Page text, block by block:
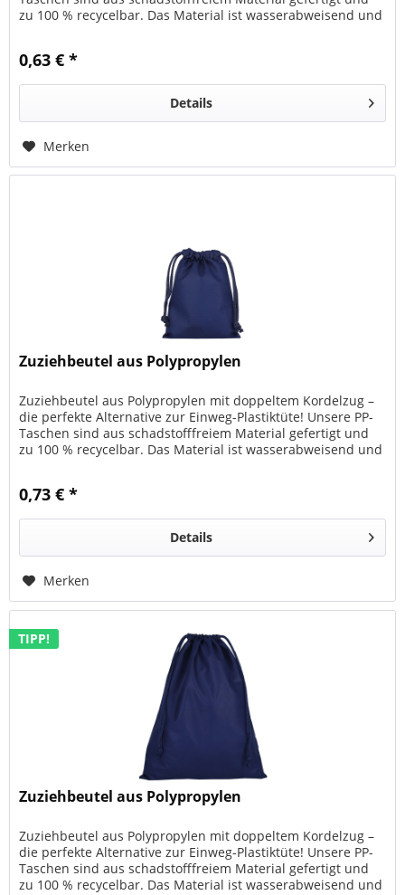
zu 100 % recycelbar. Das Material ist wasserabweisend und
0,63 € *
Details
Merken
Zuziehbeutel aus Polypropylen
Zuziehbeutel aus Polypropylen mit doppeltem Kordelzug –
die perfekte Alternative zur Einweg-Plastiktüte! Unsere PP-
Taschen sind aus schadstofffreiem Material gefertigt und
zu 100 % recycelbar. Das Material ist wasserabweisend und
0,73 € *
Details
Merken
TIPP!
Zuziehbeutel aus Polypropylen
Zuziehbeutel aus Polypropylen mit doppeltem Kordelzug –
die perfekte Alternative zur Einweg-Plastiktüte! Unsere PP-
Taschen sind aus schadstofffreiem Material gefertigt und
zu 100 % recycelbar. Das Material ist wasserabweisend und